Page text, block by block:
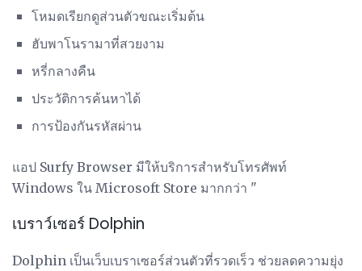
โหมดเรียกดูส่วนตัวขณะเริ่มต้น
ฮับพาโนรามาที่สวยงาม
หรี่กลางคืน
ประวัติการค้นหาได้
การป้องกันรหัสผ่าน
แอป Surfy Browser มีให้บริการสำหรับโทรศัพท์
Windows ใน Microsoft Store มากกว่า "
เบราว์เซอร์ Dolphin
Dolphin เป็นเว็บเบราเซอร์ส่วนตัวที่รวดเร็ว ช่วยลดความยุ่ง